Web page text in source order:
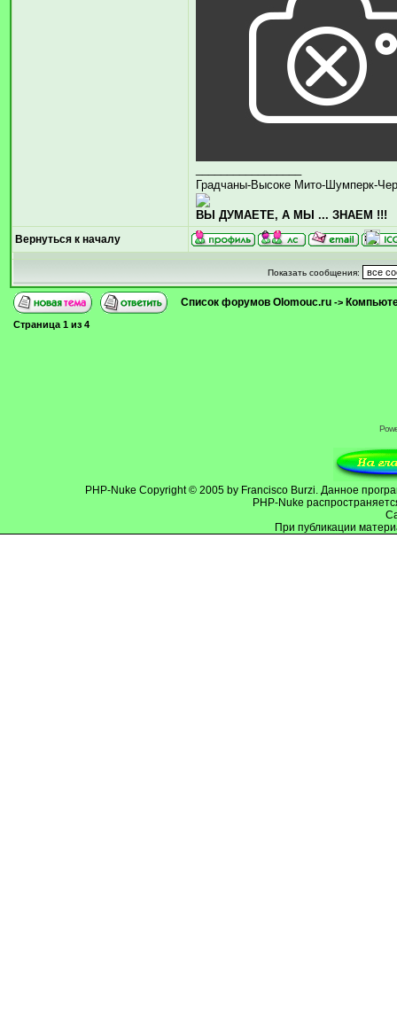
Градчаны-Высоке Мито-Шумперк-
ВЫ ДУМАЕТЕ, А МЫ ... ЗНАЕМ !!!
Вернуться к началу
Показать сообщения:
Список форумов Olomouc.ru ->
Страница 1 из 4
PHP-Nuke Copyright © 2005 by Francisco Burzi. Данное
PHP-Nuke
При публикации